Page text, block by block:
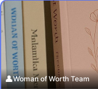
👤Woman of Worth Team